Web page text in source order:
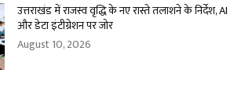
उत्तराखंड में राजस्व वृद्धि के नए रास्ते तलाशने के निर्देश, AI
और डेटा इंटीग्रेशन पर जोर
August 10, 2026